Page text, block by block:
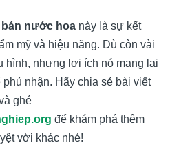
bán nước hoa này là sự kết
mỹ và hiệu năng. Dù còn vài
hình, nhưng lợi ích nó mang lại
nhận. Hãy chia sẻ bài viết
ghé
để khám phá thêm
vời khác nhé!